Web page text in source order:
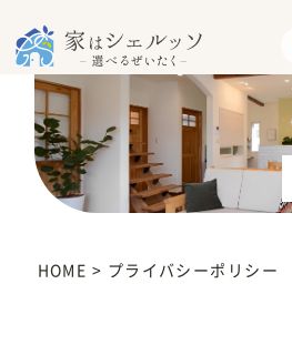
HOME > プライバシーポリシー